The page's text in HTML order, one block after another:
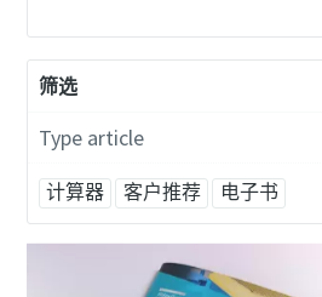
筛选
Type article
计算器 客户推荐 电子书